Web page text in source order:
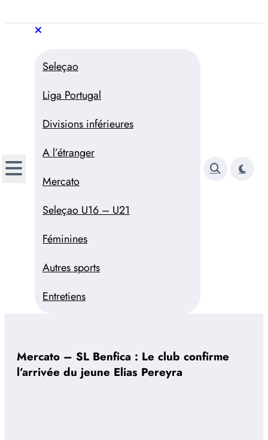
au
Trivela
L'actualité du football portugais
Seleçao
Liga Portugal
Divisions inférieures
A l’étranger
Mercato
Seleçao U16 – U21
Féminines
Autres sports
Entretiens
Mercato – SL Benfica : Le club confirme
l’arrivée du jeune Elias Pereyra